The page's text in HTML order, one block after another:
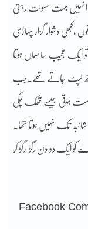
انہیں بہت سہولت رہتی
دشوار گزار پہاڑی
ایک عجیب سا سماں ہوتا
لپٹ جاتے تھے۔جب
سست ہوتی جیسے تھک چکی
تک نہیں ہوتا تھا۔
کو ایک دو دن رگڑ رگڑ کر
Facebook